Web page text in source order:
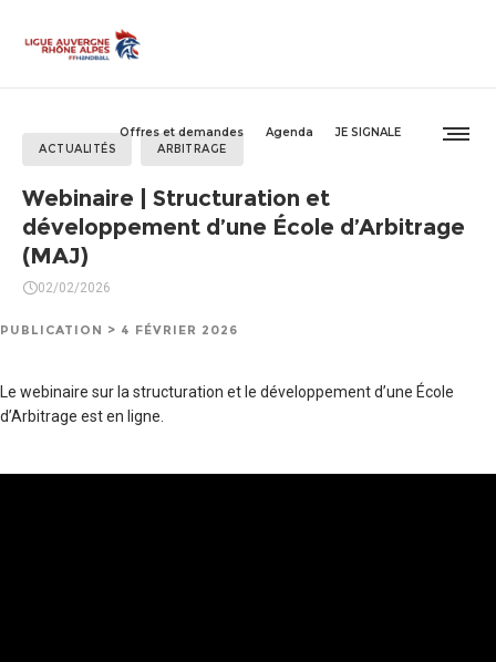
Offres et demandes Agenda
JE SIGNALE
ACTUALITÉS
ARBITRAGE
Webinaire | Structuration et
développement d’une École d’Arbitrage
(MAJ)
02/02/2026
PUBLICATION > 4 FÉVRIER 2026
Le webinaire sur la structuration et le développement d’une École
d’Arbitrage est en ligne.